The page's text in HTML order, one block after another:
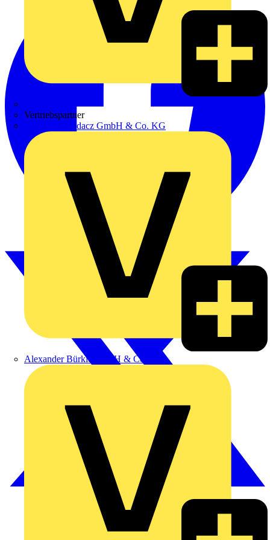
Vertriebspartner
Adalbert Zajadacz GmbH & Co. KG
Alexander Bürkle GmbH & Co. KG